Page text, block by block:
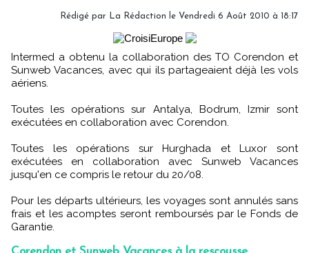
Rédigé par La Rédaction le Vendredi 6 Août 2010 à 18:17
Intermed a obtenu la collaboration des TO Corendon et
Sunweb Vacances, avec qui ils partageaient déjà les vols
aériens.
Toutes les opérations sur Antalya, Bodrum, Izmir sont
exécutées en collaboration avec Corendon.
Toutes les opérations sur Hurghada et Luxor sont
exécutées en collaboration avec Sunweb Vacances
jusqu'en ce compris le retour du 20/08.
Pour les départs ultérieurs, les voyages sont annulés sans
frais et les acomptes seront remboursés par le Fonds de
Garantie.